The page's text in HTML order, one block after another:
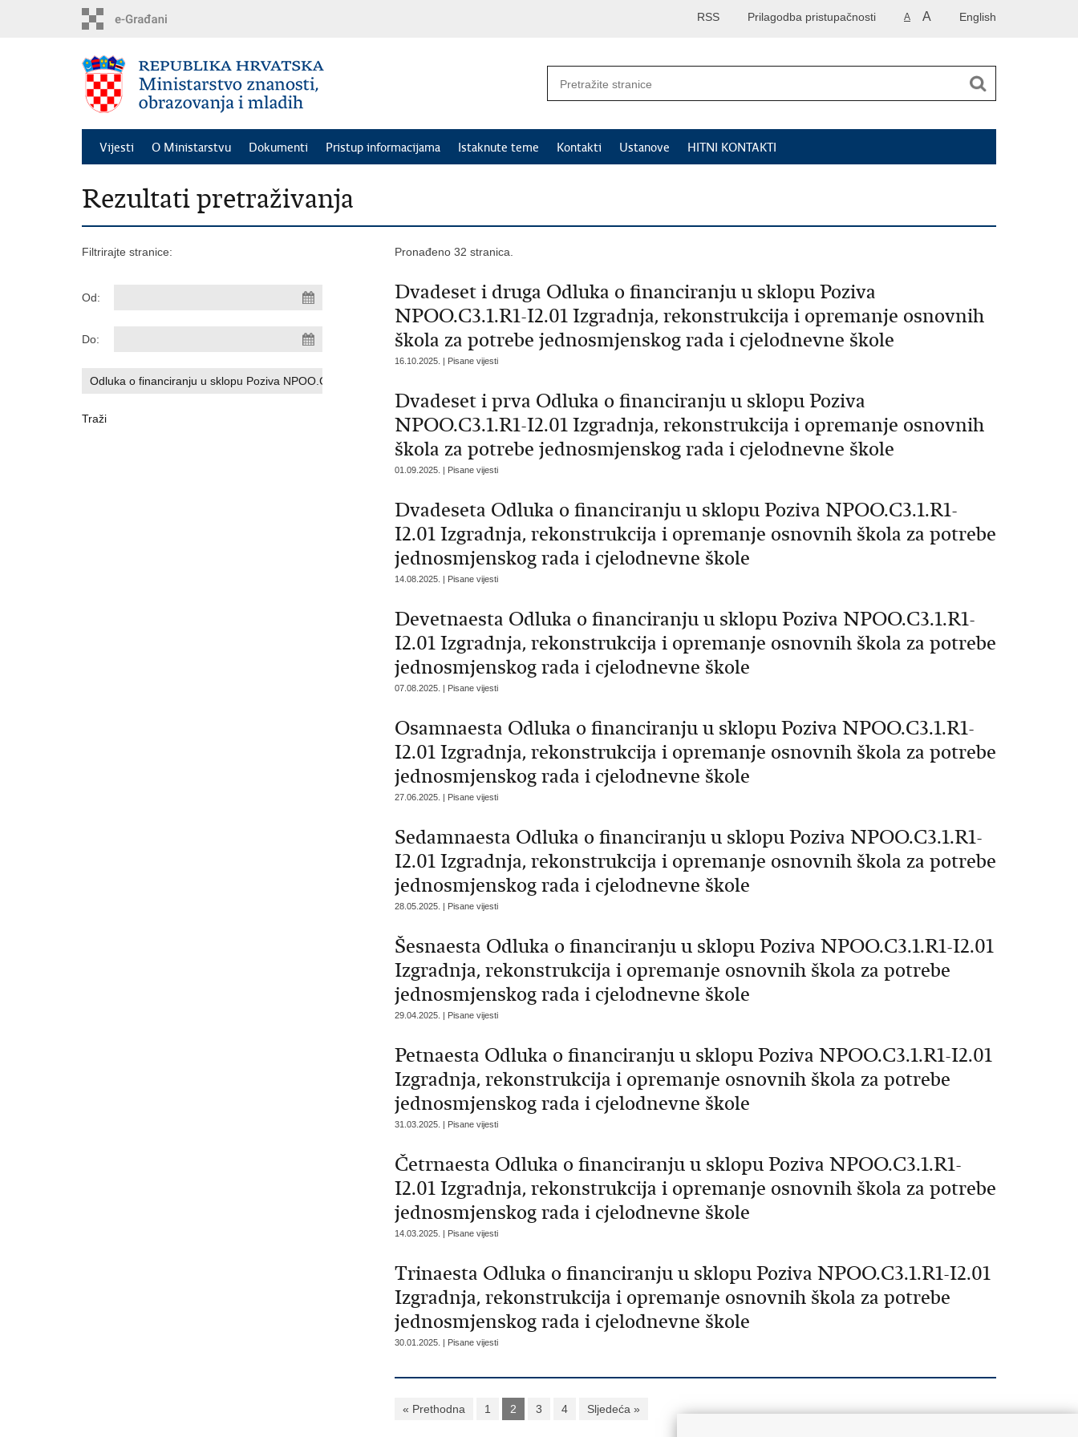
English
A A
Prilagodba pristupačnosti
RSS
Vijesti O Ministarstvu Dokumenti Pristup informacijama Istaknute teme Kontakti Ustanove HITNI KONTAKTI
Rezultati pretraživanja
Filtrirajte stranice:
Od:
Do:
Pronađeno 32 stranica.
Dvadeset i druga Odluka o financiranju u sklopu Poziva
NPOO.C3.1.R1-I2.01 Izgradnja, rekonstrukcija i opremanje osnovnih
škola za potrebe jednosmjenskog rada i cjelodnevne škole
16.10.2025. | Pisane vijesti
Dvadeset i prva Odluka o financiranju u sklopu Poziva
NPOO.C3.1.R1-I2.01 Izgradnja, rekonstrukcija i opremanje osnovnih
škola za potrebe jednosmjenskog rada i cjelodnevne škole
01.09.2025. | Pisane vijesti
Dvadeseta Odluka o financiranju u sklopu Poziva NPOO.C3.1.R1-
I2.01 Izgradnja, rekonstrukcija i opremanje osnovnih škola za potrebe
jednosmjenskog rada i cjelodnevne škole
14.08.2025. | Pisane vijesti
Devetnaesta Odluka o financiranju u sklopu Poziva NPOO.C3.1.R1-
I2.01 Izgradnja, rekonstrukcija i opremanje osnovnih škola za potrebe
jednosmjenskog rada i cjelodnevne škole
07.08.2025. | Pisane vijesti
Osamnaesta Odluka o financiranju u sklopu Poziva NPOO.C3.1.R1-
I2.01 Izgradnja, rekonstrukcija i opremanje osnovnih škola za potrebe
jednosmjenskog rada i cjelodnevne škole
27.06.2025. | Pisane vijesti
Sedamnaesta Odluka o financiranju u sklopu Poziva NPOO.C3.1.R1-
I2.01 Izgradnja, rekonstrukcija i opremanje osnovnih škola za potrebe
jednosmjenskog rada i cjelodnevne škole
28.05.2025. | Pisane vijesti
Šesnaesta Odluka o financiranju u sklopu Poziva NPOO.C3.1.R1-I2.01
Izgradnja, rekonstrukcija i opremanje osnovnih škola za potrebe
jednosmjenskog rada i cjelodnevne škole
29.04.2025. | Pisane vijesti
Petnaesta Odluka o financiranju u sklopu Poziva NPOO.C3.1.R1-I2.01
Izgradnja, rekonstrukcija i opremanje osnovnih škola za potrebe
jednosmjenskog rada i cjelodnevne škole
31.03.2025. | Pisane vijesti
Četrnaesta Odluka o financiranju u sklopu Poziva NPOO.C3.1.R1-
I2.01 Izgradnja, rekonstrukcija i opremanje osnovnih škola za potrebe
jednosmjenskog rada i cjelodnevne škole
14.03.2025. | Pisane vijesti
Trinaesta Odluka o financiranju u sklopu Poziva NPOO.C3.1.R1-I2.01
Izgradnja, rekonstrukcija i opremanje osnovnih škola za potrebe
jednosmjenskog rada i cjelodnevne škole
30.01.2025. | Pisane vijesti
« Prethodna 1 2 3 4 Sljedeća »